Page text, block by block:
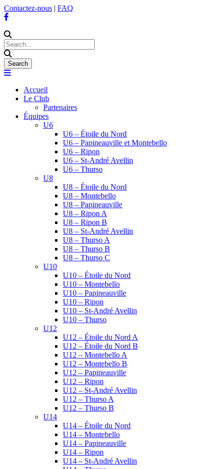
Contactez-nous | FAQ
Accueil
Le Club
Partenaires
Équipes
U6
U6 – Étoile du Nord
U6 – Papineauville et Montebello
U6 – Ripon
U6 – St-André Avellin
U6 – Thurso
U8
U8 – Étoile du Nord
U8 – Montebello
U8 – Papineauville
U8 – Ripon A
U8 – Ripon B
U8 – St-André Avellin
U8 – Thurso A
U8 – Thurso B
U8 – Thurso C
U10
U10 – Étoile du Nord
U10 – Montebello
U10 – Papineauville
U10 – Ripon
U10 – St-André Avellin
U10 – Thurso
U12
U12 – Étoile du Nord A
U12 – Étoile du Nord B
U12 – Montebello A
U12 – Montebello B
U12 – Papineauville
U12 – Ripon
U12 – St-André Avellin
U12 – Thurso A
U12 – Thurso B
U14
U14 – Étoile du Nord
U14 – Montebello
U14 – Papineauville
U14 – Ripon
U14 – St-André Avellin